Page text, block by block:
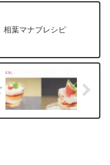
葉マナブレシピ